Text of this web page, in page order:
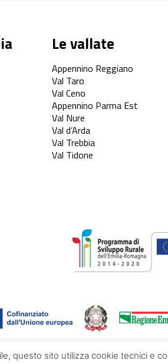
Le vallate
Appennino Reggiano
Val Taro
Val Ceno
Appennino Parma Est
Val Nure
Val d’Arda
Val Trebbia
Val Tidone
questo sito utilizza cookie tecnici e